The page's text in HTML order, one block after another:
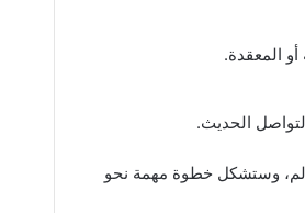
المعقدة.
الحديث.
وستشكل خطوة مهمة نحو